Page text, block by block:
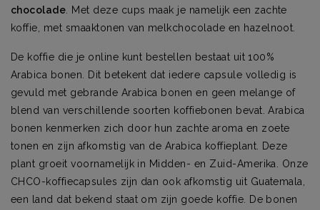
chocolade . Met deze cups maak je namelijk een zachte
koffie, met smaaktonen van melkchocolade en hazelnoot.
De koffie die je online kunt bestellen bestaat uit 100%
Arabica bonen. Dit betekent dat iedere capsule volledig is
gevuld met gebrande Arabica bonen en geen melange of
blend van verschillende soorten koffiebonen bevat. Arabica
bonen kenmerken zich door hun zachte aroma en zoete
tonen en zijn afkomstig van de Arabica koffieplant. Deze
plant groeit voornamelijk in Midden- en Zuid-Amerika. Onze
CHCO-koffiecapsules zijn dan ook afkomstig uit Guatemala,
een land dat bekend staat om zijn goede koffie. De bonen